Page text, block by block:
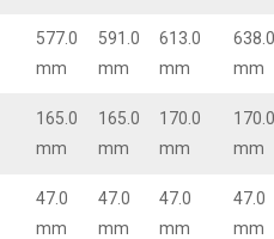
577.0
mm
591.0
mm
613.0
mm
638.0
mm
165.0
mm
165.0
mm
170.0
mm
170.0
mm
47.0
mm
47.0
mm
47.0
mm
47.0
mm